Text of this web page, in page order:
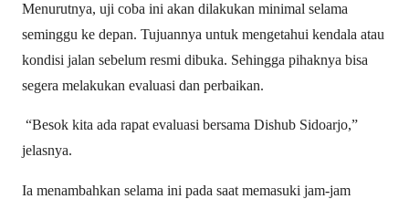
Menurutnya, uji coba ini akan dilakukan minimal selama
seminggu ke depan. Tujuannya untuk mengetahui kendala atau
kondisi jalan sebelum resmi dibuka. Sehingga pihaknya bisa
segera melakukan evaluasi dan perbaikan.
“Besok kita ada rapat evaluasi bersama Dishub Sidoarjo,”
jelasnya.
Ia menambahkan selama ini pada saat memasuki jam-jam